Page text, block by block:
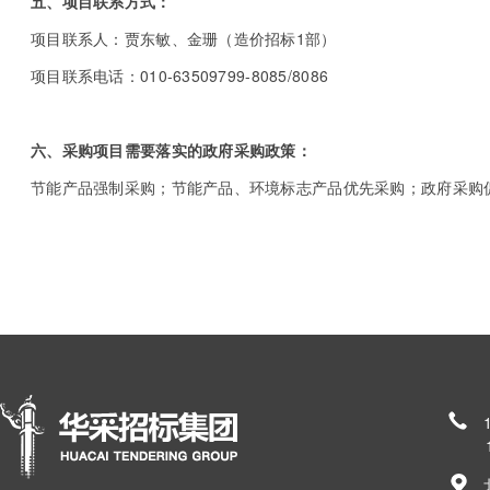
项目联系人：贾东敏、金珊（造价招标1部）
项目联系电话：010-63509799-8085/8086
六、采购项目需要落实的政府采购政策：
节能产品强制采购；节能产品、环境标志产品优先采购；政府采